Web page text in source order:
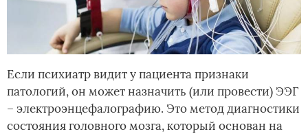
Если психиатр видит у пациента признаки
патологий, он может назначить (или провести) ЭЭГ
– электроэнцефалографию. Это метод диагностики
состояния головного мозга, который основан на